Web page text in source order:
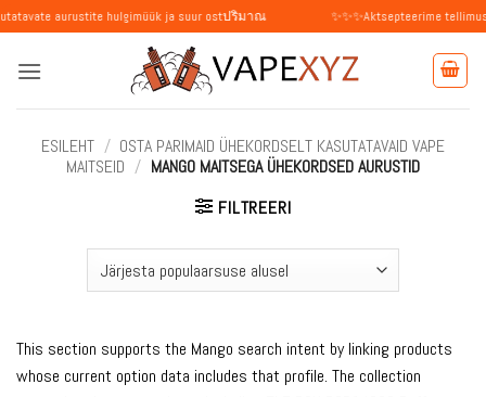
Skip
to
content
hulgimüük ja suur ostปริมาณ ✨✨✨Aktsepteerime tellimusi
ESILEHT / OSTA PARIMAID ÜHEKORDSELT KASUTATAVAID VAPE
MAITSEID / MANGO MAITSEGA ÜHEKORDSED AURUSTID
FILTREERI
This section supports the Mango search intent by linking products
whose current option data includes that profile. The collection